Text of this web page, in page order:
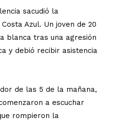
sacudió la
Azul. Un joven de 20
blanca tras una agresión
y debió recibir asistencia
de las 5 de la mañana,
a escuchar
rompieron la